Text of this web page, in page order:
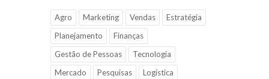
Agro Marketing Vendas
Estratégia
Planejamento
Finanças
Gestão de Pessoas
Tecnologia
Mercado
Pesquisas Logística